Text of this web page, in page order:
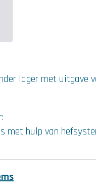
lager met uitgave
met hulp van